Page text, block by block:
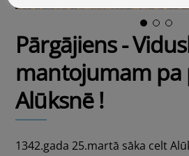
Pārgājiens -
mantojumam pa
Alūksnē !
1342.gada 25.martā sāka celt